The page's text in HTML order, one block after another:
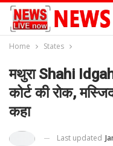
Home States
मथुरा Shahi
कोर्ट की रोक,
कहा
Last updated